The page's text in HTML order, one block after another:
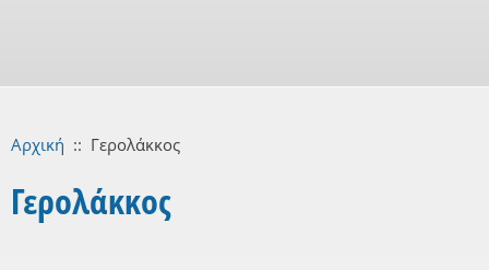
Αρχική :: Γερολάκκος
Γερολάκκος